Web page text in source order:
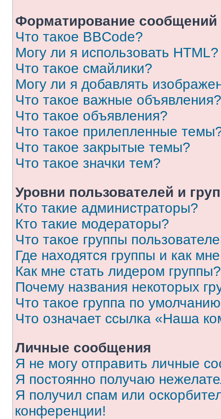
Форматирование
Что такое BBCode?
Могу ли я использовать HTML?
Что такое смайлики?
Могу ли я добавлять
Что такое важные объявления?
Что такое объявления?
Что такое прилепленные
Что такое закрытые темы?
Что такое значки тем?
Уровни пользователей и
Кто такие администраторы?
Кто такие модераторы?
Что такое группы
Где находятся группы и как
Как мне стать лидером группы?
Почему названия некоторых
Что такое группа по
Что означает ссылка «Наша
Личные сообщения
Я не могу отправить личные
Я постоянно получаю
Я получил спам или
конференции!